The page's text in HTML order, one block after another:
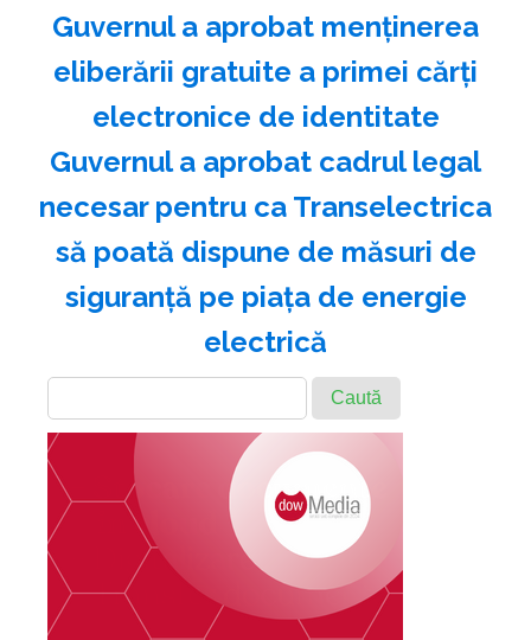
Guvernul a aprobat menţinerea
eliberării gratuite a primei cărţi
electronice de identitate
Guvernul a aprobat cadrul legal
necesar pentru ca Transelectrica
să poată dispune de măsuri de
siguranţă pe piaţa de energie
electrică